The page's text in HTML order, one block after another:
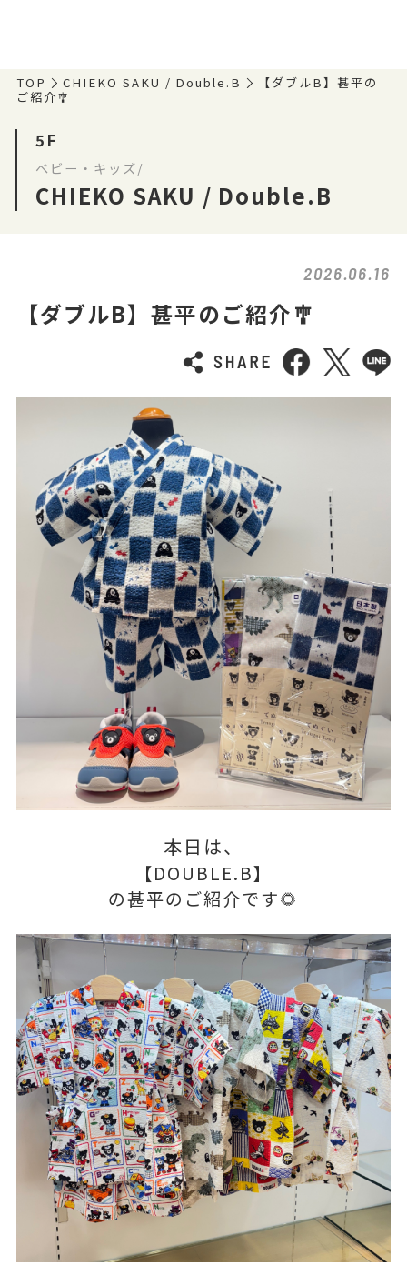
TOP CHIEKO SAKU / Double.B
【ダブルB】甚平の
ご紹介🎐
5F
ベビー・キッズ/
CHIEKO SAKU / Double.B
2026.06.16
【ダブルB】甚平のご紹介🎐
本日は、
【DOUBLE.B】
の甚平のご紹介です🌻